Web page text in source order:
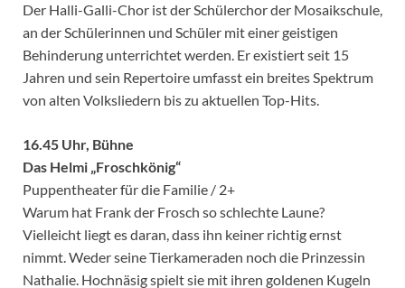
Der Halli-Galli-Chor ist der Schülerchor der Mosaikschule,
an der Schülerinnen und Schüler mit einer geistigen
Behinderung unterrichtet werden. Er existiert seit 15
Jahren und sein Repertoire umfasst ein breites Spektrum
von alten Volksliedern bis zu aktuellen Top-Hits.
16.45 Uhr, Bühne
Das Helmi „Froschkönig“
Puppentheater für die Familie / 2+
Warum hat Frank der Frosch so schlechte Laune?
Vielleicht liegt es daran, dass ihn keiner richtig ernst
nimmt. Weder seine Tierkameraden noch die Prinzessin
Nathalie. Hochnäsig spielt sie mit ihren goldenen Kugeln